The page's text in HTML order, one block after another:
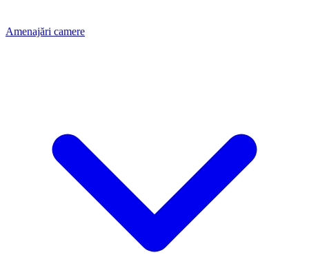
Amenajări camere